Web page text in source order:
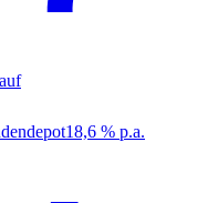
18,6 % p.a.